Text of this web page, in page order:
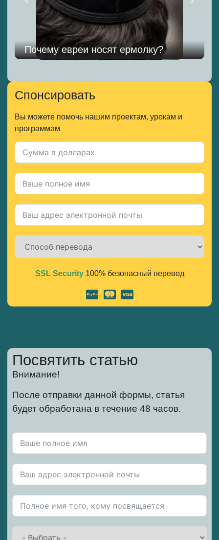
Почему евреи носят ермолку?
Спонсировать
Вы можете помочь нашим проектам, урокам и
программам
Alternative:
SSL Security100% безопасный перевод
Посвятить статью
Внимание!
После отправки данной формы, статья
будет обработана в течение 48 часов.